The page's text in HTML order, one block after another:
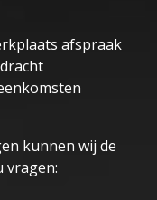
afspraak
kunnen wij de
vragen: